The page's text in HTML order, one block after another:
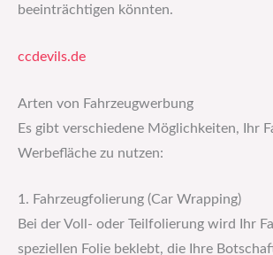
beeinträchtigen könnten.
ccdevils.de
Arten von Fahrzeugwerbung
Es gibt verschiedene Möglichkeiten, Ihr
Werbefläche zu nutzen:
1. Fahrzeugfolierung (Car Wrapping)
Bei der Voll- oder Teilfolierung wird Ihr
speziellen Folie beklebt, die Ihre